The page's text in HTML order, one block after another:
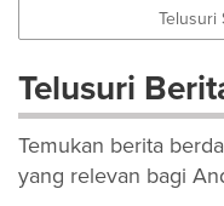
Telusuri
Telusuri
Temukan berita
yang relevan bagi